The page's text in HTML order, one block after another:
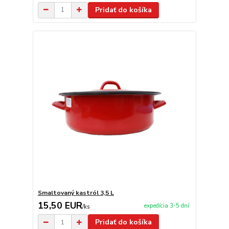
Pridať do košíka
Smaltovaný kastról 3,5 L
15,50 EUR/ks expedícia 3-5 dní
Pridať do košíka